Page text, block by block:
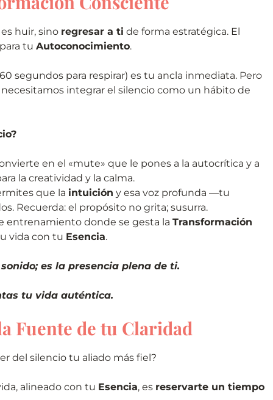
huir, sino regresar a ti de forma estratégica. El
tu Autoconocimiento.
segundos para respirar) es tu ancla inmediata. Pero
integrar el silencio como un hábito de
en el «mute» que le pones a la autocrítica y a
la creatividad y la calma.
que la intuición y esa voz profunda —tu
Recuerda: el propósito no grita; susurra.
entrenamiento donde se gesta la Transformación
vida con tu Esencia.
es la presencia plena de ti.
tu vida auténtica.
Fuente de tu Claridad
del silencio tu aliado más fiel?
alineado con tu Esencia, es reservarte un tiempo